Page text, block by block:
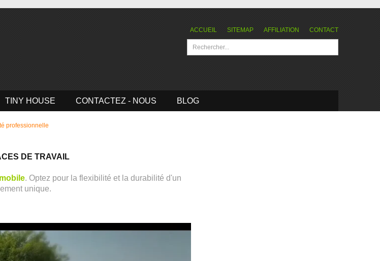
ACCUEIL SITEMAP AFFILIATION CONTACT
TINY HOUSE CONTACTEZ - NOUS BLOG
professionnelle
DE TRAVAIL
. Optez pour la flexibilité et la durabilité d'un
unique.